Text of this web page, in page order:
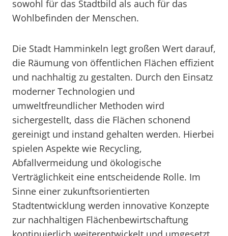
sowohl für das Stadtbild als auch für das
Wohlbefinden der Menschen.
Die Stadt Hamminkeln legt großen Wert darauf,
die Räumung von öffentlichen Flächen effizient
und nachhaltig zu gestalten. Durch den Einsatz
moderner Technologien und
umweltfreundlicher Methoden wird
sichergestellt, dass die Flächen schonend
gereinigt und instand gehalten werden. Hierbei
spielen Aspekte wie Recycling,
Abfallvermeidung und ökologische
Verträglichkeit eine entscheidende Rolle. Im
Sinne einer zukunftsorientierten
Stadtentwicklung werden innovative Konzepte
zur nachhaltigen Flächenbewirtschaftung